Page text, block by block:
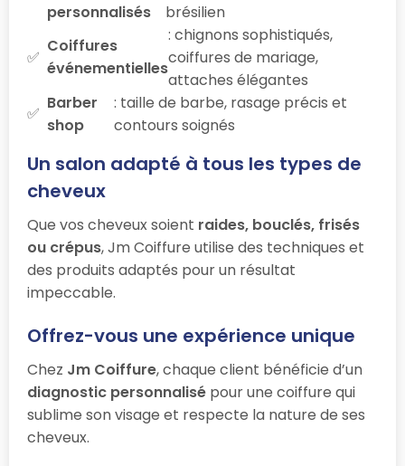
personnalisés
brésilien
Coiffures
événementielles
: chignons sophistiqués,
coiffures de mariage,
attaches élégantes
Barber
shop
: taille de barbe, rasage précis et
contours soignés
Un salon adapté à tous les types de
cheveux
Que vos cheveux soient raides, bouclés, frisés
ou crépus, Jm Coiffure utilise des techniques et
des produits adaptés pour un résultat
impeccable.
Offrez-vous une expérience unique
Chez Jm Coiffure, chaque client bénéficie d’un
diagnostic personnalisé pour une coiffure qui
sublime son visage et respecte la nature de ses
cheveux.